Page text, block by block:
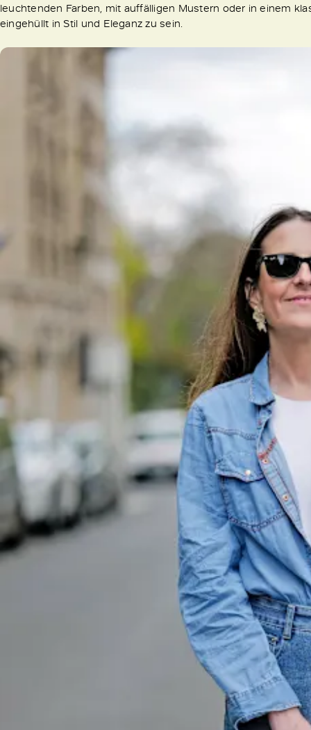
leuchtenden Farben, mit auffälligen Mustern oder in einem
eingehüllt in Stil und Eleganz zu sein.